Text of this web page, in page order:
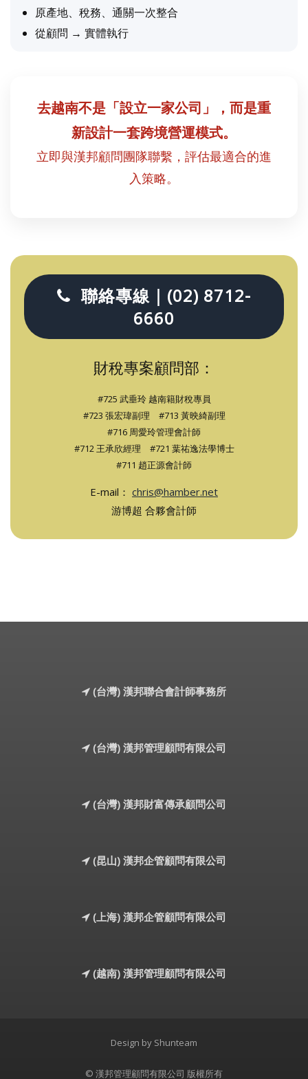
原產地、稅務、通關一次整合
從顧問 → 實體執行
去越南不是「設立一家公司」，而是重
新設計一套跨境營運模式。
立即與漢邦顧問團隊聯繫，評估最適合的進
入策略。
聯絡專線｜(02) 8712-
6660
財稅專案顧問部：
#725 武垂玲 越南籍財稅專員
#723 張宏瑋副理 #713 黃映綺副理
#716 周愛玲管理會計師
#712 王承欣經理 #721 葉祐逸法學博士
#711 趙正源會計師
E-mail： chris@hamber.net
游博超 合夥會計師
(台灣) 漢邦聯合會計師事務所
(台灣) 漢邦管理顧問有限公司
(台灣) 漢邦財富傳承顧問公司
(昆山) 漢邦企管顧問有限公司
(上海) 漢邦企管顧問有限公司
(越南) 漢邦管理顧問有限公司
Design by Shunteam
© 漢邦管理顧問有限公司 版權所有